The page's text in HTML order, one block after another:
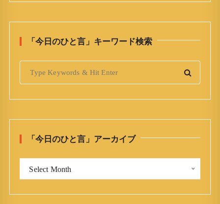
「今日のひと言」キーワード検索
「今日のひと言」アーカイブ
Select Month